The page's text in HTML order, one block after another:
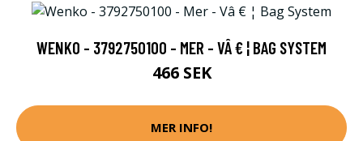
WENKO - 3792750100 - MER - VÂ € ¦ BAG SYSTEM
466 SEK
MER INFO!